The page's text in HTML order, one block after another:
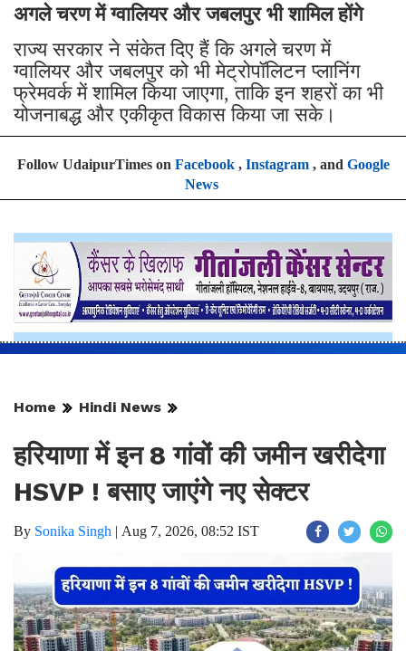
अगले चरण में ग्वालियर और जबलपुर भी शामिल होंगे
राज्य सरकार ने संकेत दिए हैं कि अगले चरण में
ग्वालियर और जबलपुर को भी मेट्रोपॉलिटन प्लानिंग
फ्रेमवर्क में शामिल किया जाएगा, ताकि इन शहरों का भी
योजनाबद्ध और एकीकृत विकास किया जा सके।
Follow UdaipurTimes on Facebook, Instagram, and Google
News
Home Hindi News
हरियाणा में इन 8 गांवों की जमीन खरीदेगा
HSVP ! बसाए जाएंगे नए सेक्टर
By Sonika Singh | Aug 7, 2026, 08:52 IST